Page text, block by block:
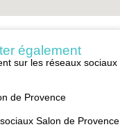
également
sur les réseaux sociaux
de Provence
Salon de Provence